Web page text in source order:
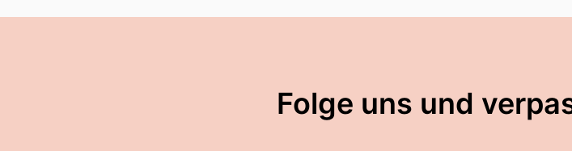
Folge uns und